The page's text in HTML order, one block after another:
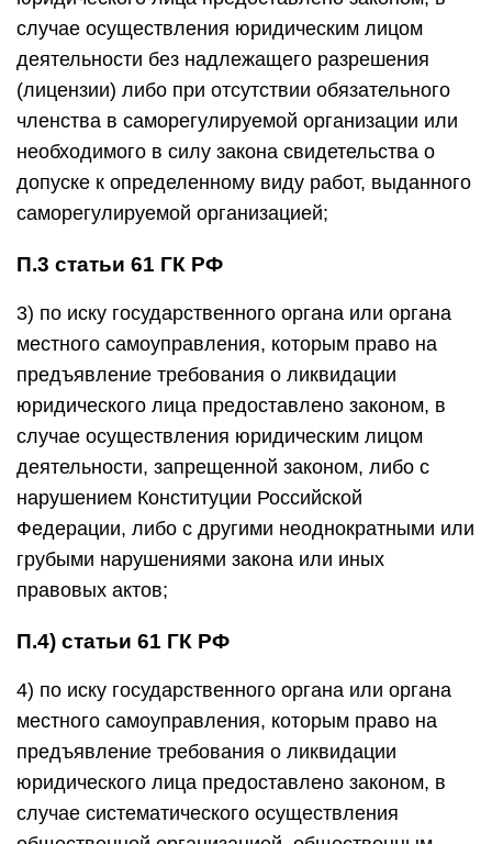
случае осуществления юридическим лицом
деятельности без надлежащего разрешения
(лицензии) либо при отсутствии обязательного
членства в саморегулируемой организации или
необходимого в силу закона свидетельства о
допуске к определенному виду работ, выданного
саморегулируемой организацией;
П.3 статьи 61 ГК РФ
3) по иску государственного органа или органа
местного самоуправления, которым право на
предъявление требования о ликвидации
юридического лица предоставлено законом, в
случае осуществления юридическим лицом
деятельности, запрещенной законом, либо с
нарушением Конституции Российской
Федерации, либо с другими неоднократными или
грубыми нарушениями закона или иных
правовых актов;
П.4) статьи 61 ГК РФ
4) по иску государственного органа или органа
местного самоуправления, которым право на
предъявление требования о ликвидации
юридического лица предоставлено законом, в
случае систематического осуществления